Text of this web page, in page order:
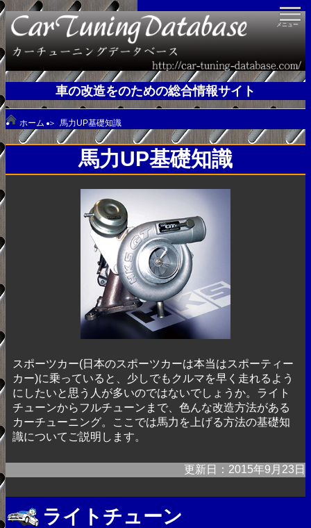
ＨＯＭＥ
馬力UP基礎知識
足回り基礎知識
ＡＢＯＵＴ
ＣＯＮＴＡＣＴ
メニュー
車の改造をのための総合情報サイト
ホーム ＞ 馬力UP基礎知識
馬力UP基礎知識
スポーツカー(日本のスポーツカーは本当はスポーティー
カー)に乗っていると、少しでもクルマを早く走れるよう
にしたいと思う人が多いのではないでしょうか。ライト
チューンからフルチューンまで、色んな改造方法がある
カーチューニング。ここでは馬力を上げる方法の基礎知
識についてご説明します。
更新日：2015年9月23日
ライトチューン